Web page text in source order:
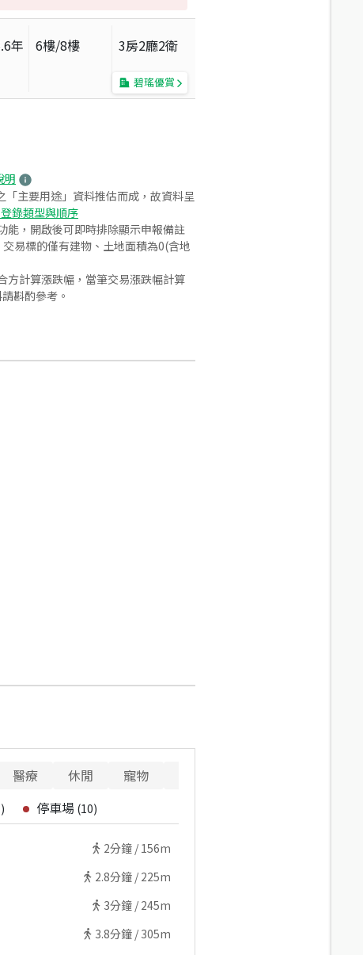
年 6樓/8樓 3房2廳2衛
碧瑤優賞
明
主要用途」資料推估而成，故資料呈
錄類型與順序
能，開啟後可即時排除顯示申報備註
易標的僅有建物、土地面積為0(含地
方計算漲跌幅，當筆交易漲跌幅計算
斟酌參考。
醫療 休閒 寵物
) 停車場 (10)
2分鐘 / 156m
2.8分鐘 / 225m
3分鐘 / 245m
3.8分鐘 / 305m